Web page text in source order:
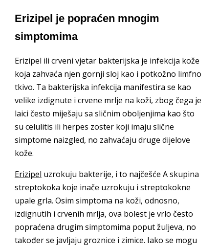
Erizipel je popraćen mnogim
simptomima
Erizipel ili crveni vjetar bakterijska je infekcija kože
koja zahvaća njen gornji sloj kao i potkožno limfno
tkivo. Ta bakterijska infekcija manifestira se kao
velike izdignute i crvene mrlje na koži, zbog čega je
laici često miješaju sa sličnim oboljenjima kao što
su celulitis ili herpes zoster koji imaju slične
simptome naizgled, no zahvaćaju druge dijelove
kože.
Erizipel uzrokuju bakterije, i to najčešće A skupina
streptokoka koje inače uzrokuju i streptokokne
upale grla. Osim simptoma na koži, odnosno,
izdignutih i crvenih mrlja, ova bolest je vrlo često
popraćena drugim simptomima poput žuljeva, no
također se javljaju groznice i zimice. Iako se mogu